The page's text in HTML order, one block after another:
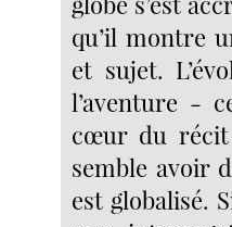
qu’il montre
et sujet.
l’aventure -
cœur du récit
semble avoir
est globalisé.